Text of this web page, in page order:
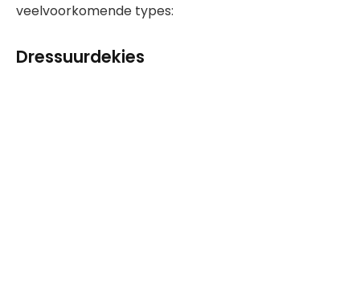
veelvoorkomende types:
Dressuurdekjes